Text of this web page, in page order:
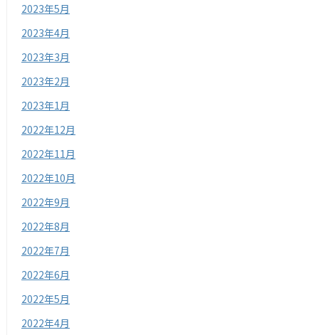
2023年5月
2023年4月
2023年3月
2023年2月
2023年1月
2022年12月
2022年11月
2022年10月
2022年9月
2022年8月
2022年7月
2022年6月
2022年5月
2022年4月